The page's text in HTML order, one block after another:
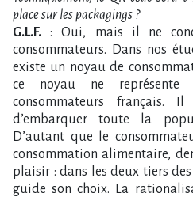
place sur les packagings ?
G.L.F. : Oui, mais il ne
consommateurs. Dans nos
existe un noyau de
ce noyau ne représente
consommateurs français.
d’embarquer toute la
D’autant que le
consommation alimentaire,
plaisir : dans les deux tiers des
guide son choix. La